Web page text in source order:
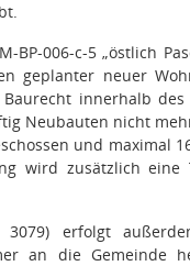
006-c-5 „östlich
geplanter neuer
innerhalb des
Neubauten nicht
und maximal
wird zusätzlich eine
erfolgt
an die Gemeinde